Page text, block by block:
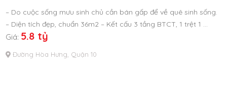
– Do cuộc sống mưu sinh chủ cần bán gấp để về quê sinh sống.
– Diện tích đẹp, chuẩn 36m2 – Kết cấu 3 tầng BTCT, 1 trệt 1 …
Giá: 5.8 tỷ
Đường Hòa Hưng, Quận 10